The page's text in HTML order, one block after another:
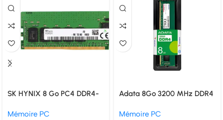
SK HYNIX 8 Go PC4 DDR4-
Mémoire PC
Adata 8Go 3200 MHz DDR4
Mémoire PC